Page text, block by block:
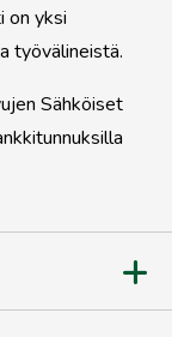
on yksi
työvälineistä.
Sähköiset